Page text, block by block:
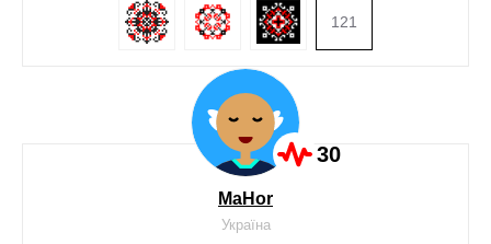
121
30
MaНor
Україна